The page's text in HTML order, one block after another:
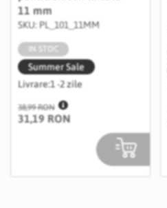
11 mm
SKU: PL_101_11MM
IN STOC
Summer Sale
Livrare:1 -2 zile
38,99 RON
31,19 RON